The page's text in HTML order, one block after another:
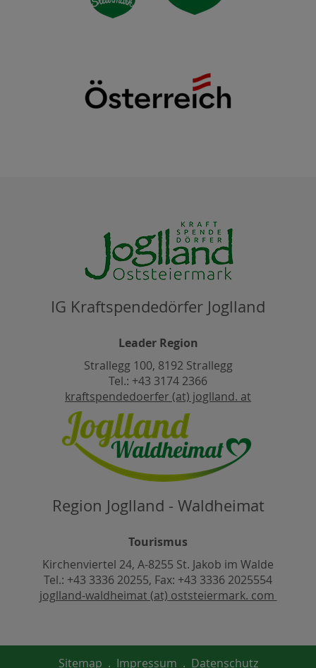
IG Kraftspendedörfer Joglland
Leader Region
Strallegg 100, 8192 Strallegg
Tel.: +43 3174 2366
kraftspendedoerfer (at) joglland. at
Region Joglland - Waldheimat
Tourismus
Kirchenviertel 24, A-8255 St. Jakob im Walde
Tel.: +43 3336 20255, Fax: +43 3336 2025554
joglland-waldheimat (at) oststeiermark. com
Sitemap . Impressum . Datenschutz